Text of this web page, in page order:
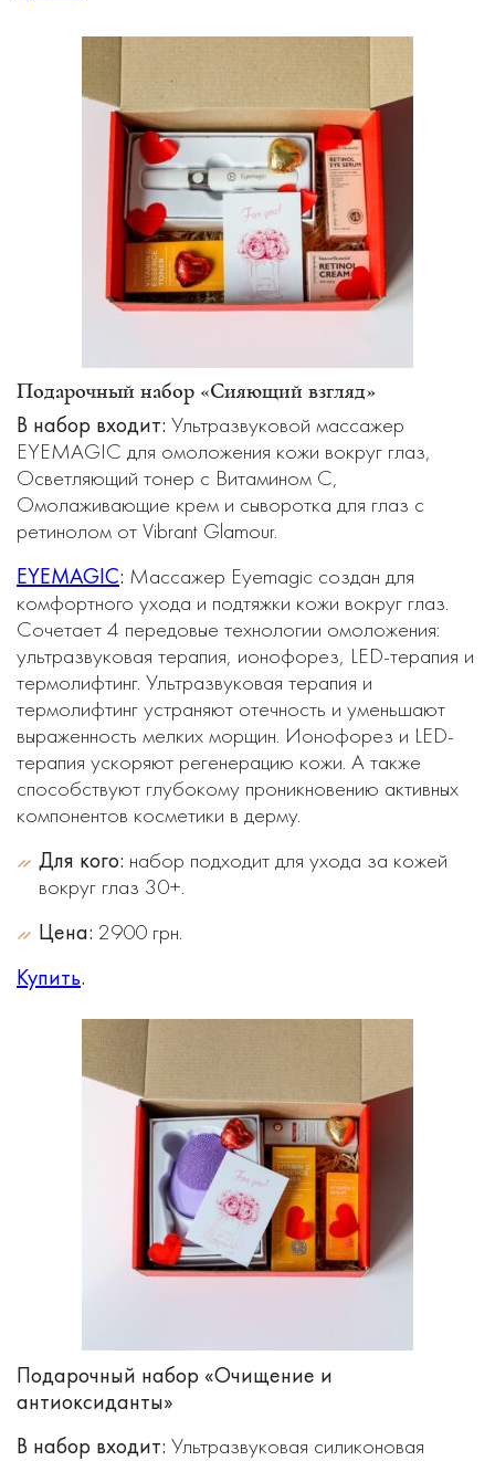
Подарочный набор «Сияющий взгляд»
В набор входит: Ультразвуковой массажер
EYEMAGIC для омоложения кожи вокруг глаз,
Осветляющий тонер с Витамином С,
Омолаживающие крем и сыворотка для глаз с
ретинолом от Vibrant Glamour.
EYEMAGIC: Массажер Eyemagic создан для
комфортного ухода и подтяжки кожи вокруг глаз.
Сочетает 4 передовые технологии омоложения:
ультразвуковая терапия, ионофорез, LED-терапия и
термолифтинг. Ультразвуковая терапия и
термолифтинг устраняют отечность и уменьшают
выраженность мелких морщин. Ионофорез и LED-
терапия ускоряют регенерацию кожи. А также
способствуют глубокому проникновению активных
компонентов косметики в дерму.
Для кого: набор подходит для ухода за кожей
вокруг глаз 30+.
Цена: 2900 грн.
Купить.
Подарочный набор «Очищение и
антиоксиданты»
В набор входит: Ультразвуковая силиконовая